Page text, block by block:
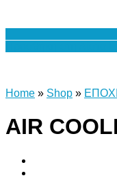
Home » Shop »
AIR